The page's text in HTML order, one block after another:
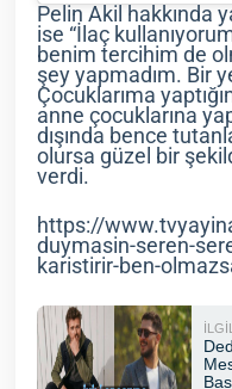
Pelin Akil hakkında
ise “İlaç
benim tercihim de
şey yapmadım. Bir
Çocuklarıma
anne çocuklarına
dışında bence
olursa güzel bir
verdi.
https://
duymasin-seren-
karistirir-ben-